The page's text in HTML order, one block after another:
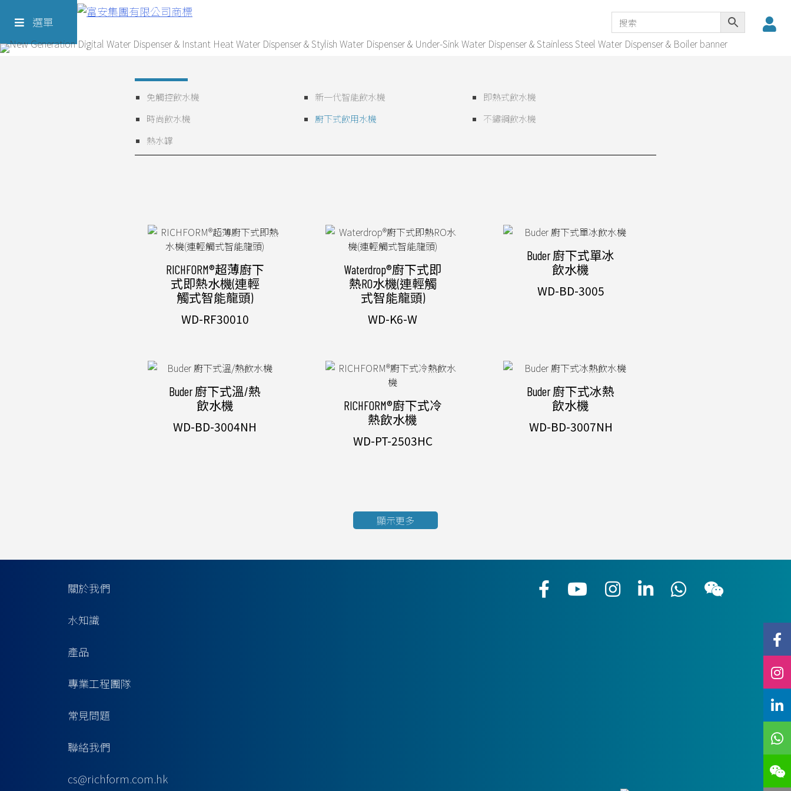
選單
免觸控飲水機 新一代智能飲水機
即熱式飲水機
時尚飲水機
廚下式飲用水機
不鏽鋼飲水機
熱水罉
RICHFORM®超薄廚下
式即熱水機(連輕
觸式智能龍頭)
WD-RF30010
Waterdrop®廚下式即
熱RO水機(連輕觸
式智能龍頭)
WD-K6-W
Buder 廚下式單冰
飲水機
WD-BD-3005
Buder 廚下式溫/熱
飲水機
WD-BD-3004NH
RICHFORM®廚下式冷
熱飲水機
WD-PT-2503HC
Buder 廚下式冰熱
飲水機
WD-BD-3007NH
顯示更多
關於我們
水知識
產品
專業工程團隊
常見問題
聯絡我們
cs@richform.com.hk